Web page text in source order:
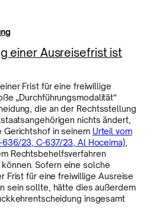
einer Ausreisefrist ist
Frist für eine freiwillige
„Durchführungsmodalität“
die an der Rechtsstellung
nichts ändert,
Gerichtshof in seinem Urteil vom
636/23, C-637/23, Al Hoceima),
Rechtsbehelfsverfahren
Sofern eine solche
Frist für eine freiwillige Ausreise
sein sollte, hätte dies außerdem
insgesamt